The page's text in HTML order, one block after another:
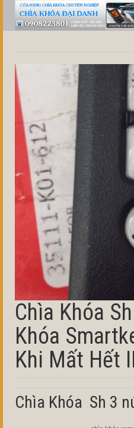
Chìa Khóa
Khóa
Khi Mất Hết
Chìa Khóa Sh 3